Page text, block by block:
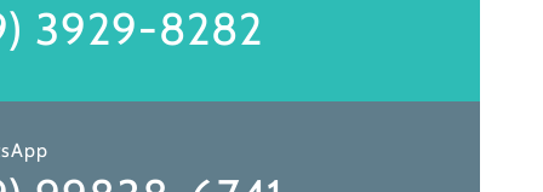
3929-8282